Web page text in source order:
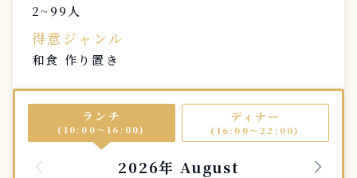
2~99人
得意ジャンル
和食 作り置き
ランチ
(10:00〜16:00)
ディナー
(16:00〜22:00)
2026年 August